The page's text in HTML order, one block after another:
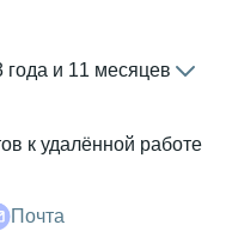
года и 11 месяцев
к удалённой работе
Почта